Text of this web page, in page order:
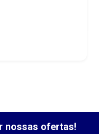
nossas ofertas!